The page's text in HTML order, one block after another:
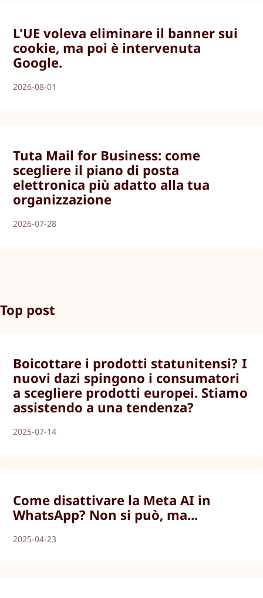
L'UE voleva eliminare il banner sui
cookie, ma poi è intervenuta
Google.
2026-08-01
Tuta Mail for Business: come
scegliere il piano di posta
elettronica più adatto alla tua
organizzazione
2026-07-28
Top post
Boicottare i prodotti statunitensi? I
nuovi dazi spingono i consumatori
a scegliere prodotti europei. Stiamo
assistendo a una tendenza?
2025-07-14
Come disattivare la Meta AI in
WhatsApp? Non si può, ma...
2025-04-23